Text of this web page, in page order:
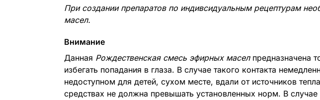
При создании препаратов по индивсидуальным рецептурам
масел.
Внимание
Данная Рождественская смесь эфирных маселпредназначена
избегать попадания в глаза. В случае такого контакта
недоступном для детей, сухом месте, вдали от источников
средствах не должна превышать установленных норм. В